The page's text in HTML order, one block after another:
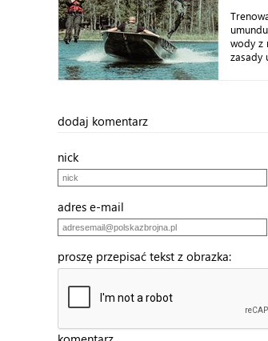
wody z
zasady
dodaj komentarz
nick
adres e-mail
proszę przepisać tekst z obrazka: